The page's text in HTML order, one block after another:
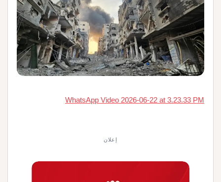
WhatsApp Video 2026-06-22 at 3.23.33 PM
إعلان